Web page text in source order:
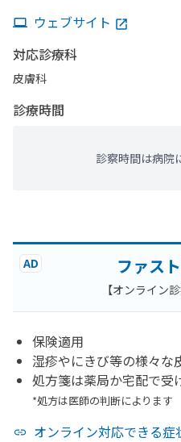
ウェブサイト
対応診療科
皮膚科
診療時間
診察時間は病院
AD ファス
【オンライン
保険適用
湿疹やにきび等の様々な
処方箋は薬局か宅配で受
*処方は医師の判断によります
オンライン対応できる症